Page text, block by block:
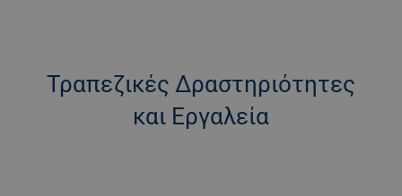
Τραπεζικές Δραστηριότητες
και Εργαλεία